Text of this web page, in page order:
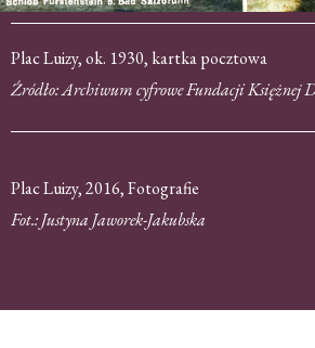
Plac Luizy, ok. 1930, kartka pocztowa
Źródło: Archiwum cyfrowe Fundacji Księżnej
Plac Luizy, 2016, Fotografie
Fot.: Justyna Jaworek-Jakubska